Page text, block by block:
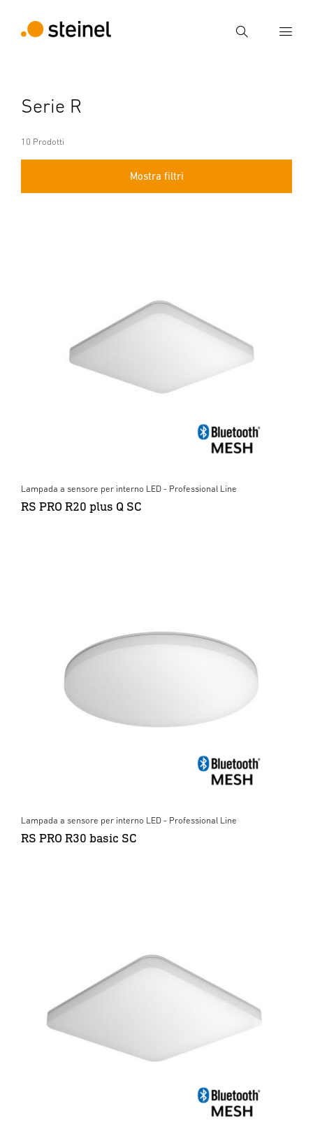
Ricerca
Ricerca
Serie R
10 Prodotti
Mostra filtri
Lampada a sensore per interno LED - Professional Line
RS PRO R20 plus Q SC
Lampada a sensore per interno LED - Professional Line
RS PRO R30 basic SC